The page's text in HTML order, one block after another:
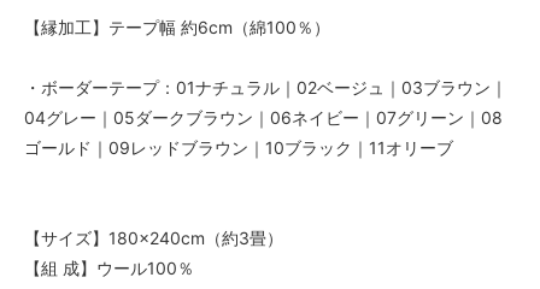
【縁加工】テープ幅 約6cm（綿100％）
・ボーダーテープ：01ナチュラル｜02ベージュ｜03ブラウン｜
04グレー｜05ダークブラウン｜06ネイビー｜07グリーン｜08
ゴールド｜09レッドブラウン｜10ブラック｜11オリーブ
【サイズ】180×240cm（約3畳）
【組 成】ウール100％